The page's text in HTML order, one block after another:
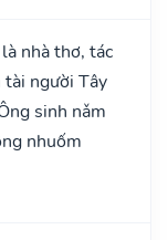
nhà thơ, tác
tài người Tây
sinh nǎm
nhuốm